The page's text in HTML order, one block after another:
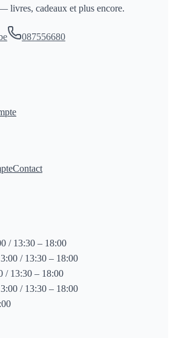
livres, cadeaux et plus encore.
087556680
Contact
/ 13:30 – 18:00
/ 13:30 – 18:00
/ 13:30 – 18:00
/ 13:30 – 18:00